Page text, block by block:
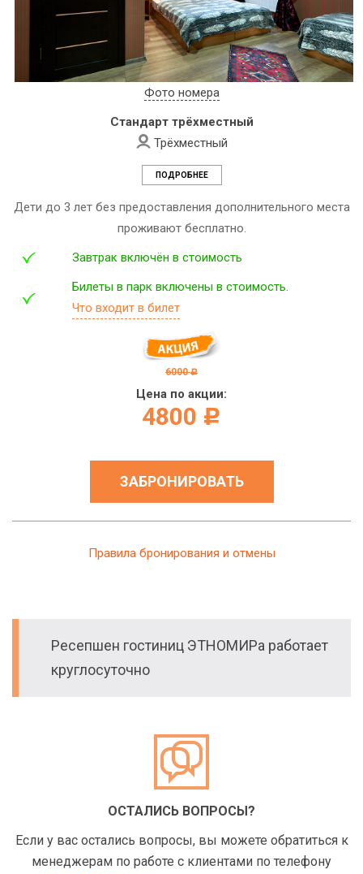
Фото номера
Стандарт трёхместный
Трёхместный
ПОДРОБНЕЕ
Дети до 3 лет без предоставления дополнительного места
проживают бесплатно.
Завтрак включён в стоимость
Билеты в парк включены в стоимость.
Что входит в билет
6000 c
Цена по акции:
4800 c
ЗАБРОНИРОВАТЬ
Правила бронирования и отмены
Ресепшен гостиниц ЭТНОМИРа работает
круглосуточно
ОСТАЛИСЬ ВОПРОСЫ?
Если у вас остались вопросы, вы можете обратиться к
менеджерам по работе с клиентами по телефону